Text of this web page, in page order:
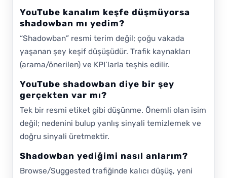
YouTube kanalım keşfe düşmüyorsa
shadowban mı yedim?
“Shadowban” resmi terim değil; çoğu vakada
yaşanan şey keşif düşüşüdür. Trafik kaynakları
(arama/önerilen) ve KPI’larla teşhis edilir.
YouTube shadowban diye bir şey
gerçekten var mı?
Tek bir resmi etiket gibi düşünme. Önemli olan isim
değil; nedenini bulup yanlış sinyali temizlemek ve
doğru sinyali üretmektir.
Shadowban yediğimi nasıl anlarım?
Browse/Suggested trafiğinde kalıcı düşüş, yeni